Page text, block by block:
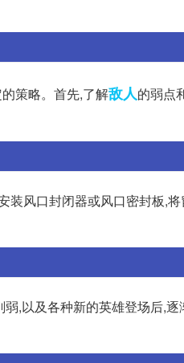
策略。首先,了解敌人的弱点
风口封闭器或风口密封板,
,以及各种新的英雄登场后,